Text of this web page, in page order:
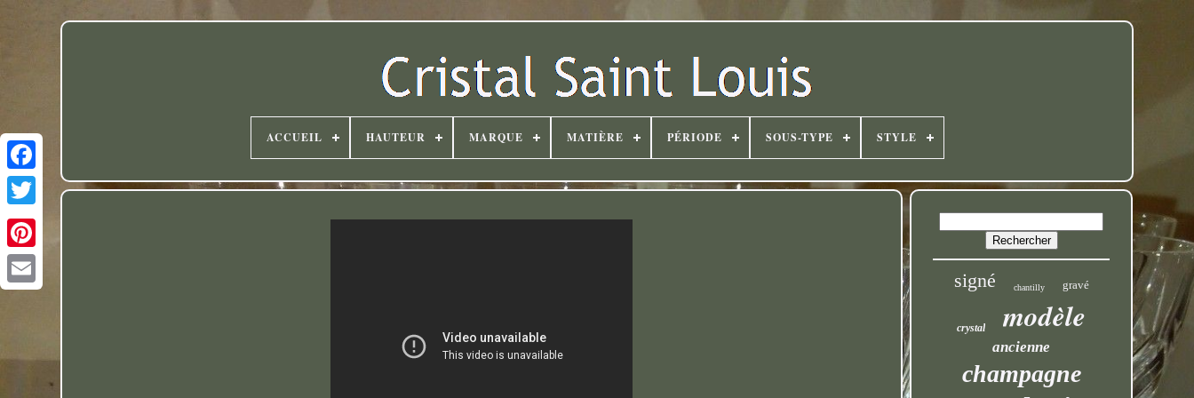
Twitter
ACCUEIL HAUTEUR MARQUE MATIÈRE PÉRIODE SOUS-TYPE STYLE
signé chantilly gravé
crystal modèle
ancienne
champagne